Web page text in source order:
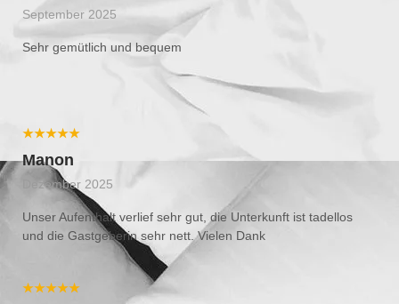
September 2025
Sehr gemütlich und bequem
★★★★★
Manon
Dezember 2025
Unser Aufenthalt verlief sehr gut, die Unterkunft ist tadellos
und die Gastgeberin sehr nett. Vielen Dank
★★★★★